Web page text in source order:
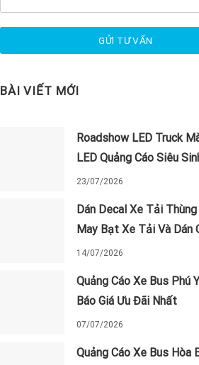
BÀI VIẾT MỚI
Roadshow LED Truck
LED Quảng Cáo Siêu
23/07/2026
Dán Decal Xe Tải
May Bạt Xe Tải Và Dán
14/07/2026
Quảng Cáo Xe Bus Phú
Báo Giá Ưu Đãi Nhất
07/07/2026
Quảng Cáo Xe Bus Hòa